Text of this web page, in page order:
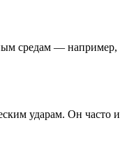
средам —
ударам. Он часто